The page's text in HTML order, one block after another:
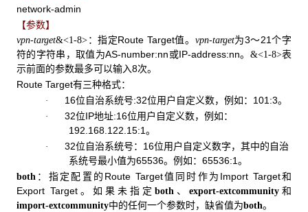
network-admin
【参数】
vpn-target&<1-8> ：指定Route Target值。 vpn-target为3～21个字
符的字符串，取值为AS-number:nn或IP-address:nn。 &<1-8>表
示前面的参数最多可以输入8次。
Route Target有三种格式：
· 16位自治系统号:32位用户自定义数，例如：101:3。
·
32位IP地址:16位用户自定义数，例如：
192.168.122.15:1。
·
32位自治系统号：16位用户自定义数字，其中的自治
系统号最小值为65536。例如：65536:1。
both ：指定配置的Route Target值同时作为Import Target和
Export Target。如果未指定 both 、 export-extcommunity 和
import-extcommunity中的任何一个参数时，缺省值为both。